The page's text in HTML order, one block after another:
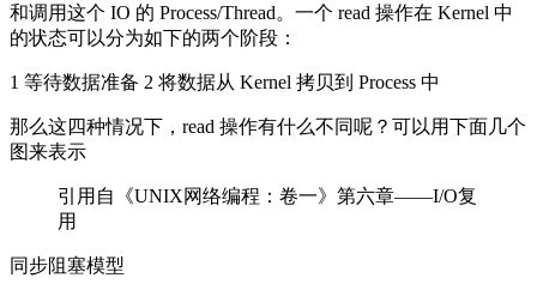
和调用这个 IO 的 Process/Thread。一个 read 操作在 Kernel 中
的状态可以分为如下的两个阶段：
1 等待数据准备 2 将数据从 Kernel 拷贝到 Process 中
那么这四种情况下，read 操作有什么不同呢？可以用下面几个
图来表示
引用自《UNIX网络编程：卷一》第六章——I/O复
用
同步阻塞模型